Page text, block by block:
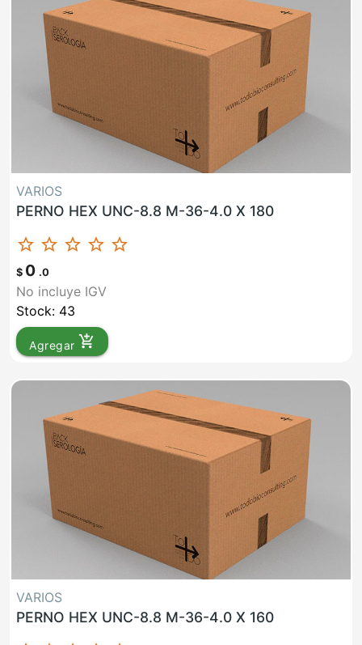
VARIOS
PERNO HEX UNC-8.8 M-36-4.0 X 180
star_border star_border star_border star_border star_border
$ 0 .0
No incluye IGV
Stock: 43
Agregar add_shopping_cart
VARIOS
PERNO HEX UNC-8.8 M-36-4.0 X 160